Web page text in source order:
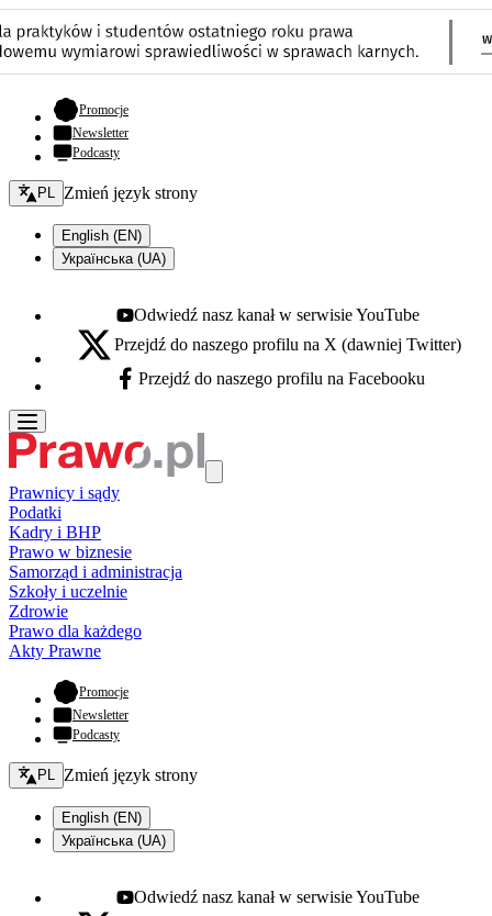
Promocje- otwiera się w nowej karcie
Newsletter
Podcasty
Zmień język - bieżący:
PL Zmień język strony
English (EN)
Українська (UA)
Youtube - otwiera się w nowej karcie
Odwiedź nasz kanał w serwisie YouTube
X - otwiera się w nowej karcie
Przejdź do naszego profilu na X (dawniej Twitter)
Facebook - otwiera się w nowej karcie
Przejdź do naszego profilu na Facebooku
Prawnicy i sądy
Podatki
Kadry i BHP
Prawo w biznesie
Samorząd i administracja
Szkoły i uczelnie
Zdrowie
Prawo dla każdego
Akty Prawne
Promocje- otwiera się w nowej karcie
Newsletter
Podcasty
Zmień język - bieżący:
PL Zmień język strony
English (EN)
Українська (UA)
Youtube - otwiera się w nowej karcie
Odwiedź nasz kanał w serwisie YouTube